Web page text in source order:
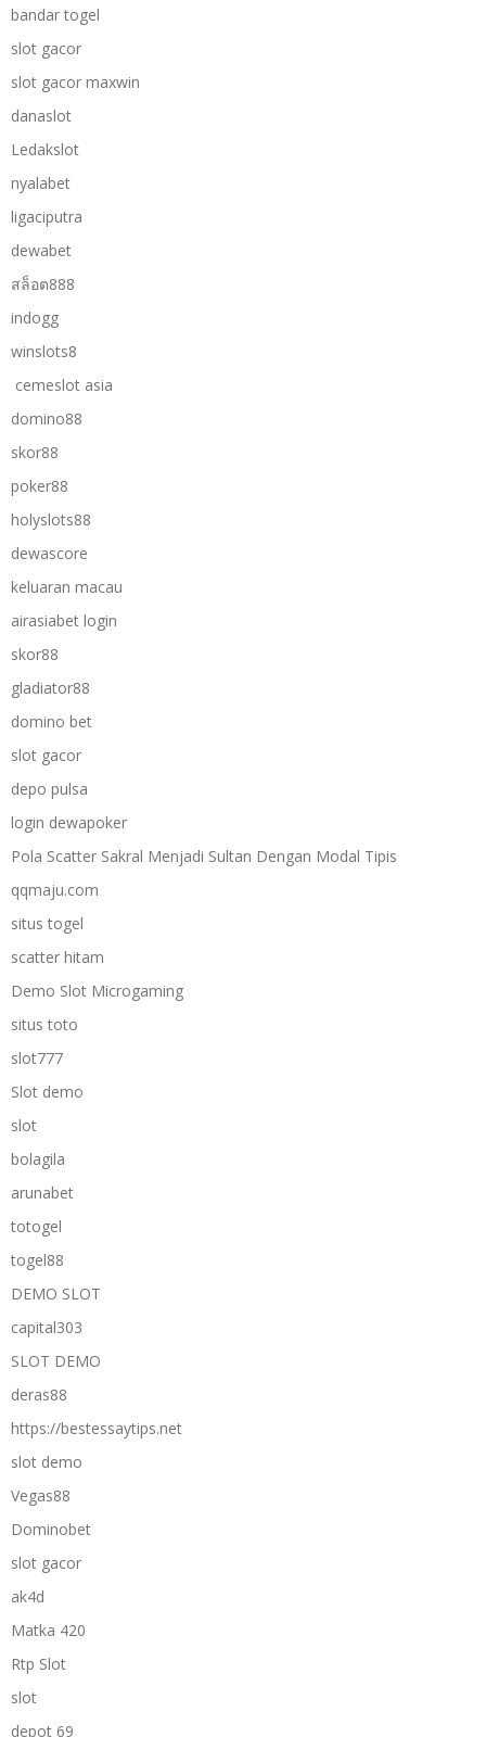
bandar togel
slot gacor
slot gacor maxwin
danaslot
Ledakslot
nyalabet
ligaciputra
dewabet
สล็อต888
indogg
winslots8
cemeslot asia
domino88
skor88
poker88
holyslots88
dewascore
keluaran macau
airasiabet login
skor88
gladiator88
domino bet
slot gacor
depo pulsa
login dewapoker
Pola Scatter Sakral Menjadi Sultan Dengan Modal Tipis
qqmaju.com
situs togel
scatter hitam
Demo Slot Microgaming
situs toto
slot777
Slot demo
slot
bolagila
arunabet
totogel
togel88
DEMO SLOT
capital303
SLOT DEMO
deras88
https://bestessaytips.net
slot demo
Vegas88
Dominobet
slot gacor
ak4d
Matka 420
Rtp Slot
slot
depot 69